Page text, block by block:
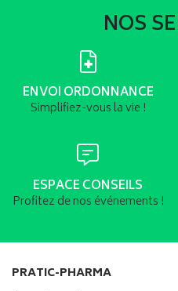
NOS
ENVOI ORDONNANCE
Simplifiez-vous la vie !
ESPACE CONSEILS
Profitez de nos événements !
PRATIC-PHARMA